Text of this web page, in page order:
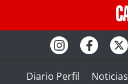
Diario Perfil Noticias